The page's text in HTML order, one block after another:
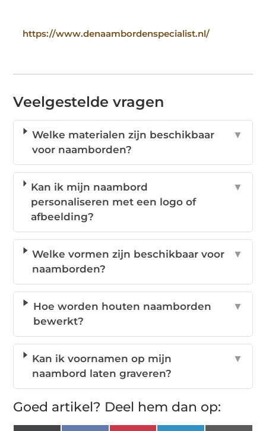
https://www.denaambordenspecialist.nl/
Veelgestelde vragen
Welke materialen zijn beschikbaar
voor naamborden?
▼
Kan ik mijn naambord
personaliseren met een logo of
afbeelding?
▼
Welke vormen zijn beschikbaar voor
naamborden?
▼
Hoe worden houten naamborden
bewerkt?
▼
Kan ik voornamen op mijn
naambord laten graveren?
▼
Goed artikel? Deel hem dan op: